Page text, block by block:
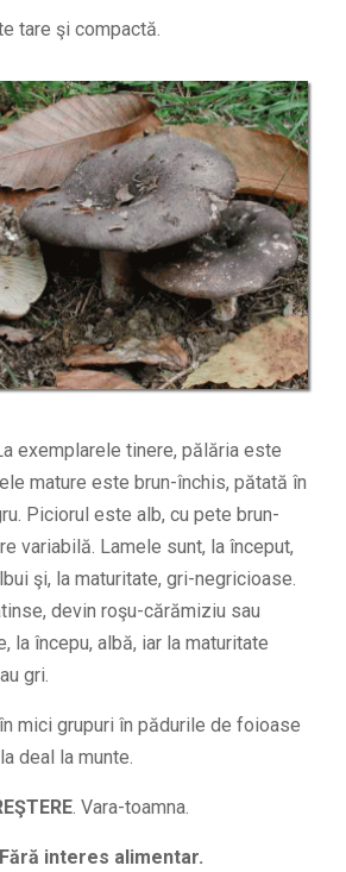
tare şi compactă.
exemplarele tinere, pălăria este
mature este brun-închis, pătată în
Piciorul este alb, cu pete brun-
variabilă. Lamele sunt, la început,
şi, la maturitate, gri-negricioase.
devin roşu-cărămiziu sau
la începu, albă, iar la maturitate
gri.
mici grupuri în pădurile de foioase
deal la munte.
. Vara-toamna.
interes alimentar.